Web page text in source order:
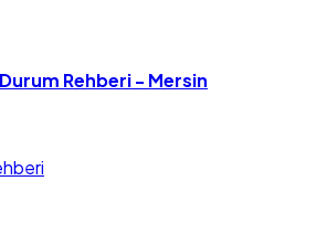
Rehberi - Mersin